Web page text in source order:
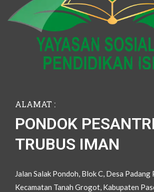
ALAMAT :
PONDOK
TRUBUS IMAN
Jalan Salak Pondoh, Blok C, Desa
Kecamatan Tanah Grogot, Kabupaten